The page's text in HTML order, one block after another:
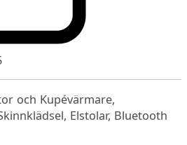
och Kupévärmare,
Elstolar, Bluetooth